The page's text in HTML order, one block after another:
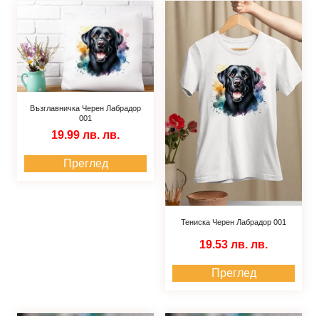
Възглавничка Черен Лабрадор
001
19.99 лв. лв.
Преглед
Тениска Черен Лабрадор 001
19.53 лв. лв.
Преглед